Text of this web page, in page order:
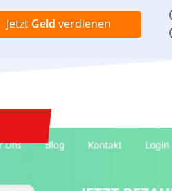
Jetzt Geld verdienen